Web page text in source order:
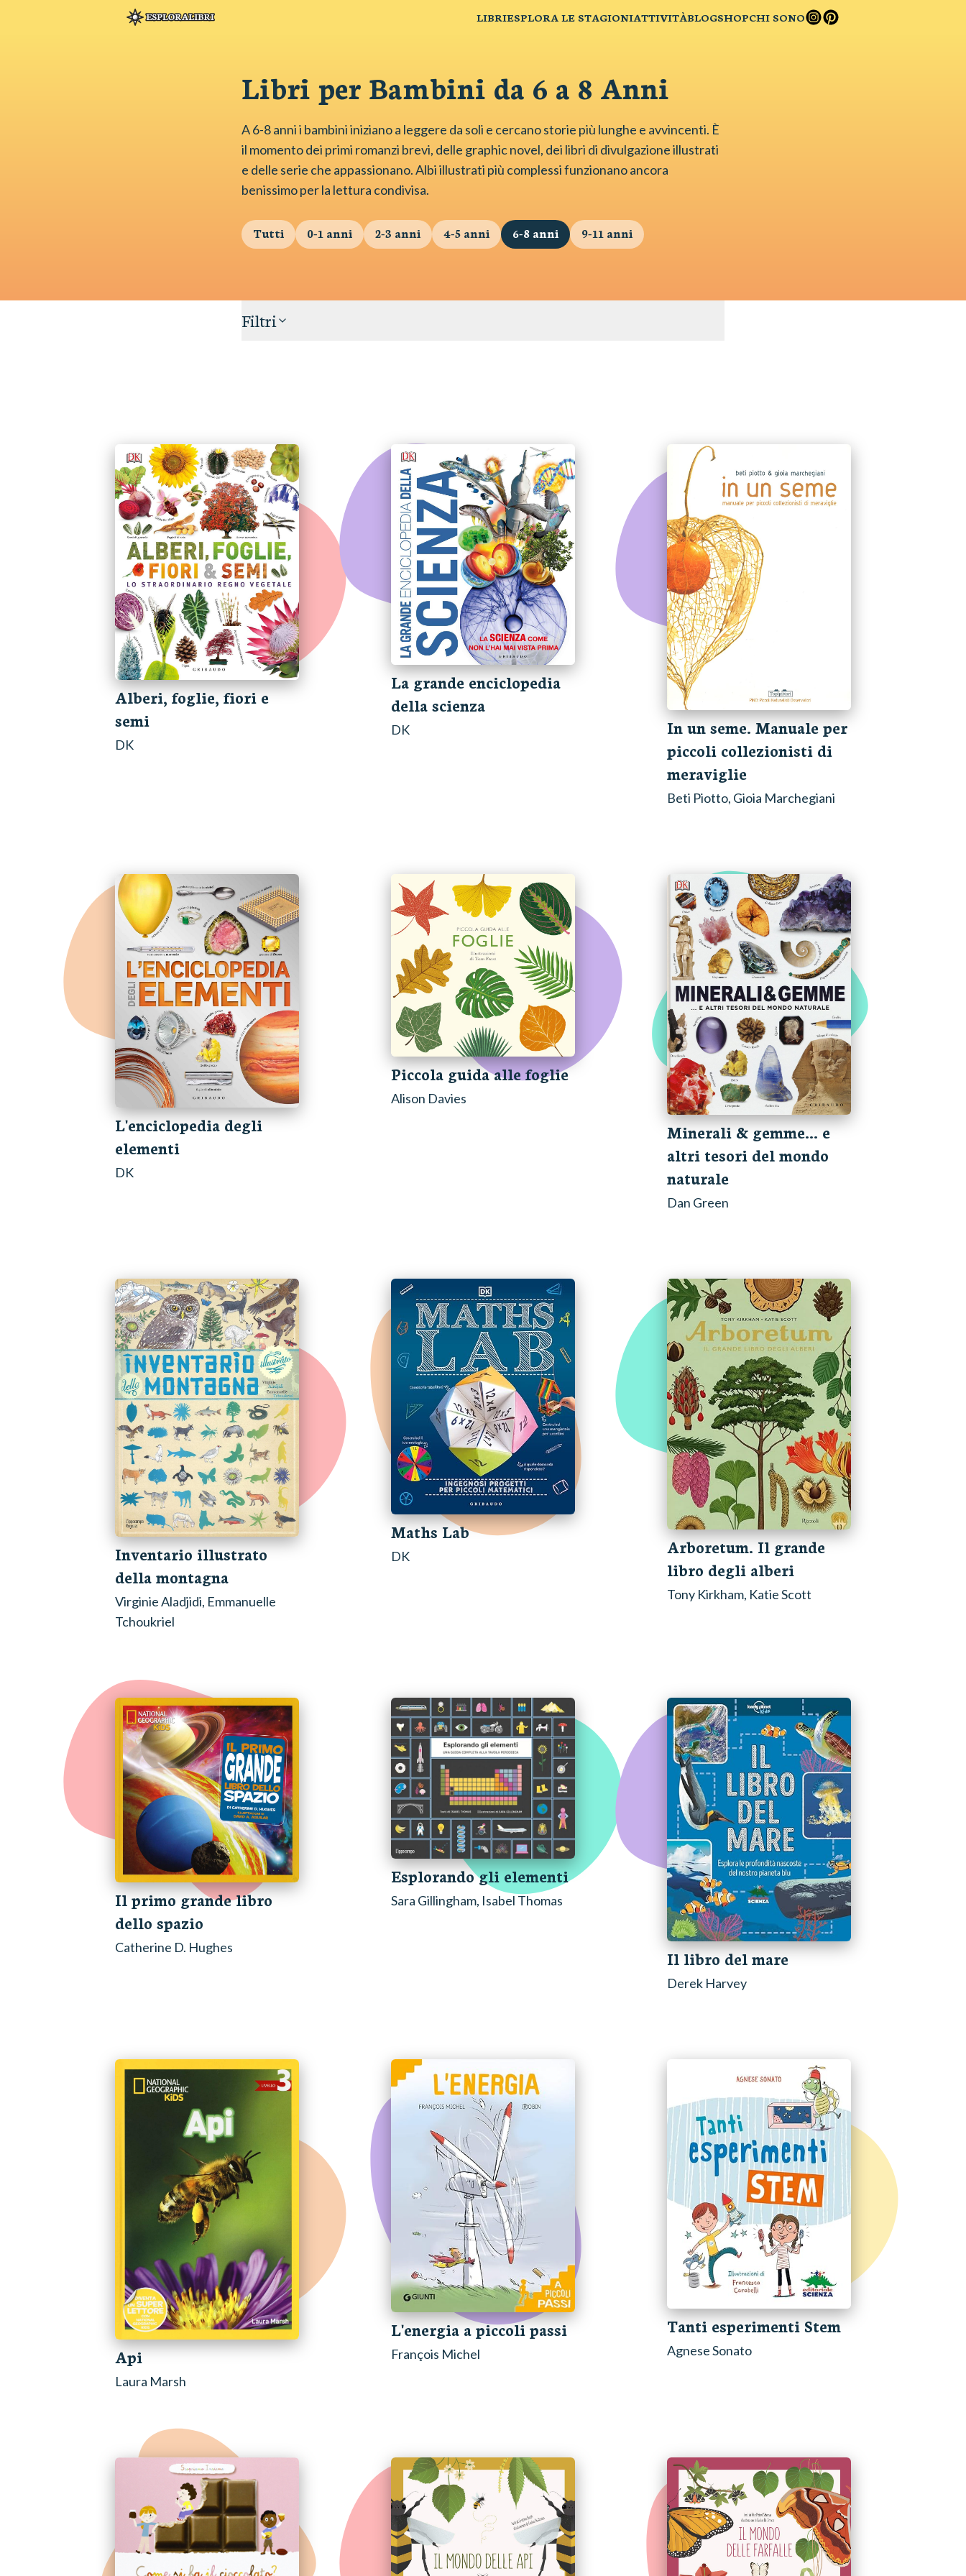
LIBRIESPLORA LE STAGIONIATTIVITÀBLOGSHOPCHI SONO
Libri per Bambini da 6 a 8 Anni
A 6-8 anni i bambini iniziano a leggere da soli e cercano storie più lunghe e avvincenti. È
il momento dei primi romanzi brevi, delle graphic novel, dei libri di divulgazione illustrati
e delle serie che appassionano. Albi illustrati più complessi funzionano ancora
benissimo per la lettura condivisa.
Tutti 0-1 anni 2-3 anni 4-5 anni 6-8 anni 9-11 anni
Filtri
Alberi, foglie, fiori e
semi
DK
La grande enciclopedia
della scienza
DK
In un seme. Manuale per
piccoli collezionisti di
meraviglie
Beti Piotto, Gioia Marchegiani
L'enciclopedia degli
elementi
DK
Piccola guida alle foglie
Alison Davies
Minerali & gemme... e
altri tesori del mondo
naturale
Dan Green
Inventario illustrato
della montagna
Virginie Aladjidi, Emmanuelle
Tchoukriel
Maths Lab
DK
Arboretum. Il grande
libro degli alberi
Tony Kirkham, Katie Scott
Il primo grande libro
dello spazio
Catherine D. Hughes
Esplorando gli elementi
Sara Gillingham, Isabel Thomas
Il libro del mare
Derek Harvey
Api
Laura Marsh
L'energia a piccoli passi
François Michel
Tanti esperimenti Stem
Agnese Sonato